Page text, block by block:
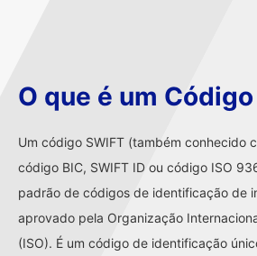
O que é um
Um código SWIFT (também conhecido
código BIC, SWIFT ID ou código ISO
padrão de códigos de identificação de
aprovado pela Organização
(ISO). É um código de identificação